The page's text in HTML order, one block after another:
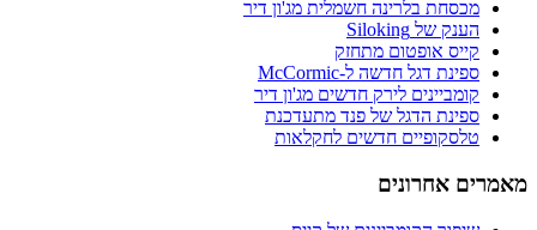
מכסחת בלרינה חשמלית מג'ון דיר
הענק של Siloking
קייס אופטום מתחזק
ספינת דגל חדשה ל-McCormic
קומביינים לירק חדשים מג'ון דיר
ספינת הדגל של פנד מתעדכנת
טלסקופיים חדשים לחקלאות
מאמרים אחרונים